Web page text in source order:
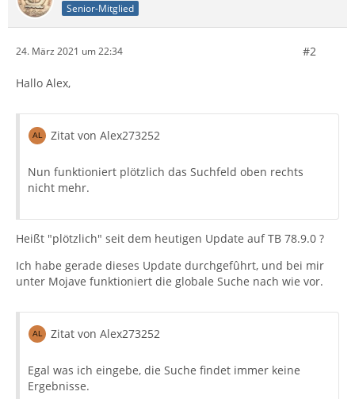
Senior-Mitglied
24. März 2021 um 22:34 #2
Hallo Alex,
Zitat von Alex273252
Nun funktioniert plötzlich das Suchfeld oben rechts
nicht mehr.
Heißt "plötzlich" seit dem heutigen Update auf TB 78.9.0 ?
Ich habe gerade dieses Update durchgefûhrt, und bei mir
unter Mojave funktioniert die globale Suche nach wie vor.
Zitat von Alex273252
Egal was ich eingebe, die Suche findet immer keine
Ergebnisse.